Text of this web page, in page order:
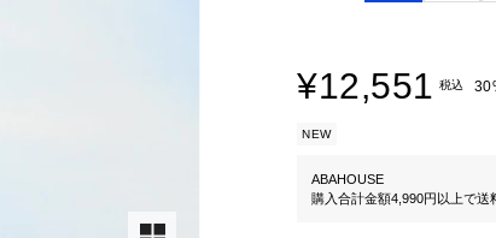
¥12,551 税込
NEW
ABAHOUSE
購入合計金額4,990円以上で送